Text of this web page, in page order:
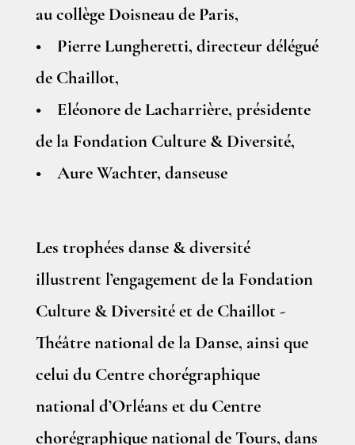
au collège Doisneau de Paris,
• Pierre Lungheretti, directeur délégué
de Chaillot,
• Eléonore de Lacharrière, présidente
de la Fondation Culture & Diversité,
• Aure Wachter, danseuse
Les trophées danse & diversité
illustrent l’engagement de la Fondation
Culture & Diversité et de Chaillot -
Théâtre national de la Danse, ainsi que
celui du Centre chorégraphique
national d’Orléans et du Centre
chorégraphique national de Tours, dans